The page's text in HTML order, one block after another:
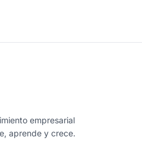
empresarial
aprende y crece.